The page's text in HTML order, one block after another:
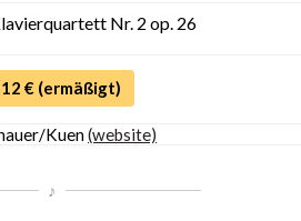
Nr. 2 op. 26
€ (ermäßigt)
Kuen(website)